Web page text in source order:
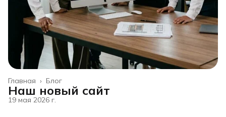
Блог
Главная ›
Наш новый сайт
19 мая 2026 г.